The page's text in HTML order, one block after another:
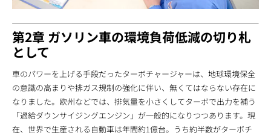
第2章 ガソリン車の環境負荷低減の切り札
として
車のパワーを上げる手段だったターボチャージャーは、地球環境保全
の意識の高まりや排ガス規制の強化に伴い、無くてはならない存在に
なりました。欧州などでは、排気量を小さくしてターボで出力を補う
「過給ダウンサイジングエンジン」が一般的になりつつあります。現
在、世界で生産される自動車は年間約1億台。うち約半数がターボチ